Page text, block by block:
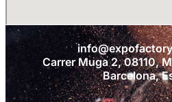
Carrer Muga 2, 08110,
Barcelona,